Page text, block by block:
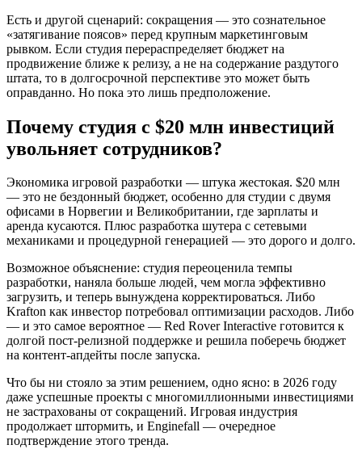
Есть и другой сценарий: сокращения — это сознательное
«затягивание поясов» перед крупным маркетинговым
рывком. Если студия перераспределяет бюджет на
продвижение ближе к релизу, а не на содержание раздутого
штата, то в долгосрочной перспективе это может быть
оправданно. Но пока это лишь предположение.
Почему студия с $20 млн инвестиций
увольняет сотрудников?
Экономика игровой разработки — штука жестокая. $20 млн
— это не бездонный бюджет, особенно для студии с двумя
офисами в Норвегии и Великобритании, где зарплаты и
аренда кусаются. Плюс разработка шутера с сетевыми
механиками и процедурной генерацией — это дорого и долго.
Возможное объяснение: студия переоценила темпы
разработки, наняла больше людей, чем могла эффективно
загрузить, и теперь вынуждена корректироваться. Либо
Krafton как инвестор потребовал оптимизации расходов. Либо
— и это самое вероятное — Red Rover Interactive готовится к
долгой пост-релизной поддержке и решила поберечь бюджет
на контент-апдейты после запуска.
Что бы ни стояло за этим решением, одно ясно: в 2026 году
даже успешные проекты с многомиллионными инвестициями
не застрахованы от сокращений. Игровая индустрия
продолжает штормить, и Enginefall — очередное
подтверждение этого тренда.